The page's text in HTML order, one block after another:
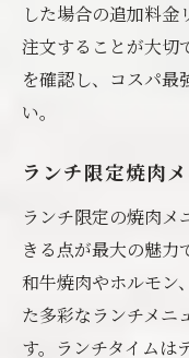
した場合の追加料金
注文することが大切
を確認し、コスパ最
い。
ランチ限定焼肉
ランチ限定の焼肉メ
きる点が最大の魅力
和牛焼肉やホルモン
た多彩なランチメニ
す。ランチタイムは